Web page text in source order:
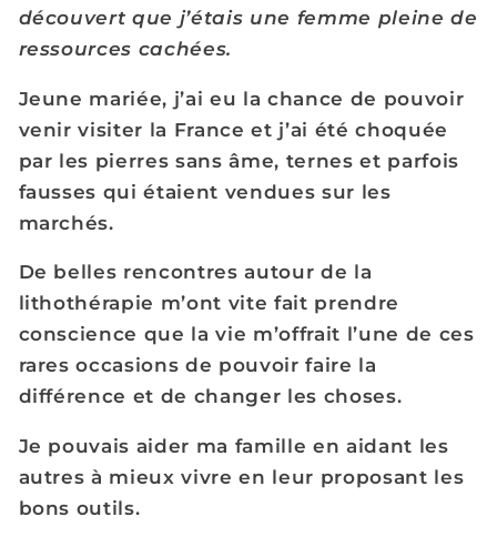
découvert que j’étais une femme pleine de
ressources cachées.
Jeune mariée, j’ai eu la chance de pouvoir
venir visiter la France et j’ai été choquée
par les pierres sans âme, ternes et parfois
fausses qui étaient vendues sur les
marchés.
De belles rencontres autour de la
lithothérapie m’ont vite fait prendre
conscience que la vie m’offrait l’une de ces
rares occasions de pouvoir faire la
différence et de changer les choses.
Je pouvais aider ma famille en aidant les
autres à mieux vivre en leur proposant les
bons outils.